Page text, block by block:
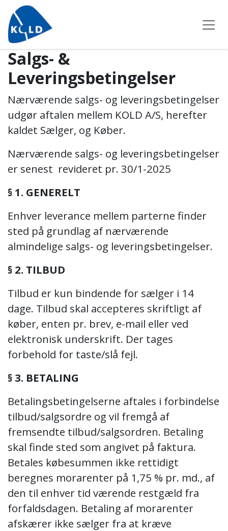
Skip to Content
Salgs- &
Leveringsbetingelser
Nærværende salgs- og leveringsbetingelser
udgør aftalen mellem KOLD A/S, herefter
kaldet Sælger, og Køber.
Nærværende salgs- og leveringsbetingelser
er senest revideret pr. 30/1-2025
§ 1. GENERELT
Enhver leverance mellem parterne finder
sted på grundlag af nærværende
almindelige salgs- og leveringsbetingelser.
§ 2. TILBUD
Tilbud er kun bindende for sælger i 14
dage. Tilbud skal accepteres skriftligt af
køber, enten pr. brev, e-mail eller ved
elektronisk underskrift. Der tages
forbehold for taste/slå fejl.
§ 3. BETALING
Betalingsbetingelserne aftales i forbindelse
tilbud/salgsordre og vil fremgå af
fremsendte tilbud/salgsordren. Betaling
skal finde sted som angivet på faktura.
Betales købesummen ikke rettidigt
beregnes morarenter på 1,75 % pr. md., af
den til enhver tid værende restgæld fra
forfaldsdagen. Betaling af morarenter
afskærer ikke sælger fra at kræve